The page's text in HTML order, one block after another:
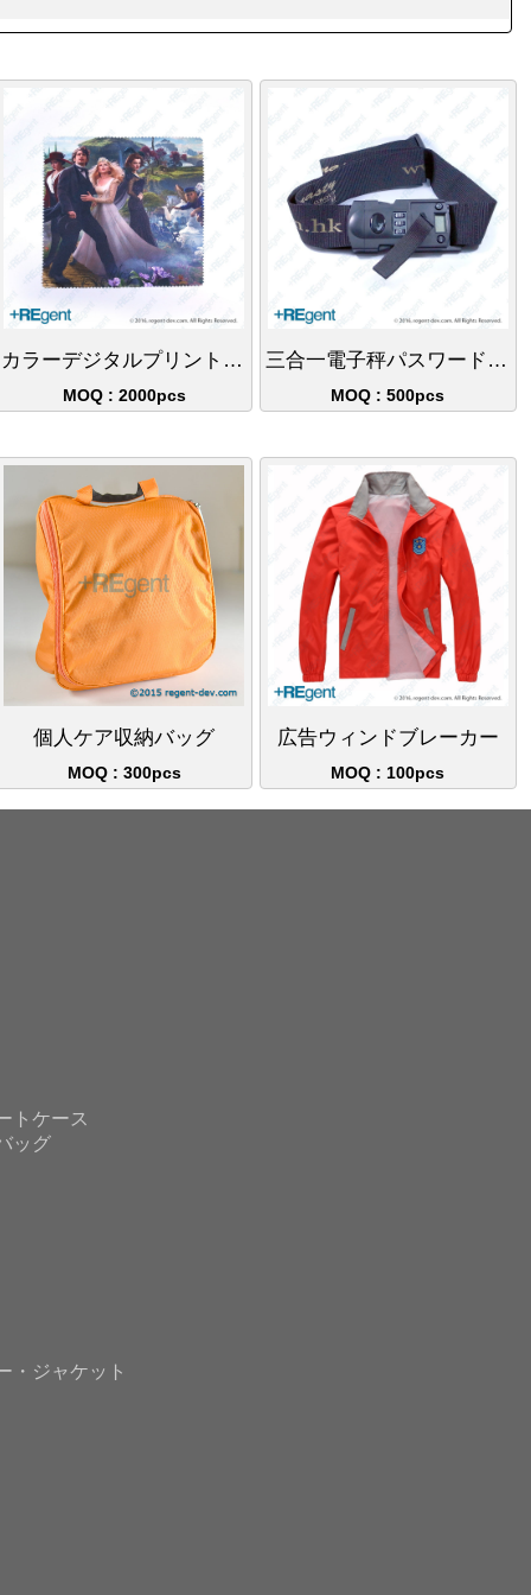
カラーデジタルプリントメガネ拭きギフト
MOQ : 2000pcs
三合一電子秤パスワードロック荷物ベルト
MOQ : 500pcs
個人ケア収納バッグ
MOQ : 300pcs
広告ウィンドブレーカー
MOQ : 100pcs
トケース
ッグ
・ジャケット